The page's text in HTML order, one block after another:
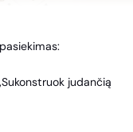
judančią